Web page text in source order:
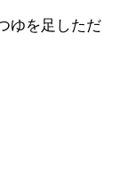
ゆを足しただ